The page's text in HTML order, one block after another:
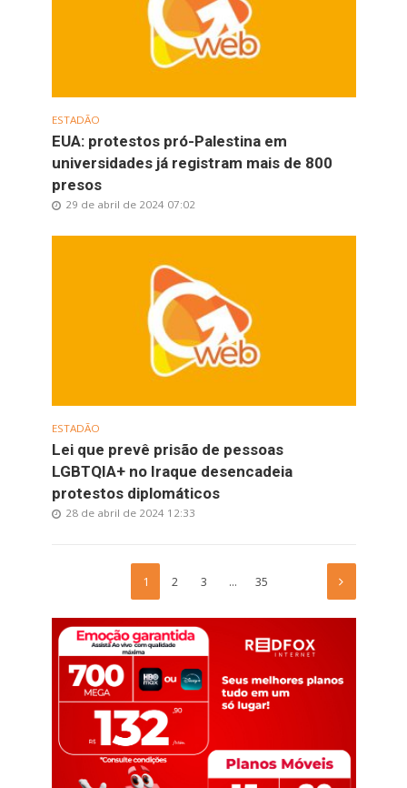
ESTADÃO
EUA: protestos pró-Palestina em
universidades já registram mais de 800
presos
29 de abril de 2024 07:02
ESTADÃO
Lei que prevê prisão de pessoas
LGBTQIA+ no Iraque desencadeia
protestos diplomáticos
28 de abril de 2024 12:33
1 2 3 … 35